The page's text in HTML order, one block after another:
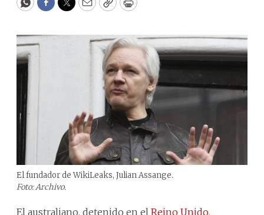
WhatsApp
Facebook
Twitter
EmailCopyPrint
El fundador de WikiLeaks, Julian Assange.
Foto: Archivo.
El australiano, detenido en el Reino Unido,